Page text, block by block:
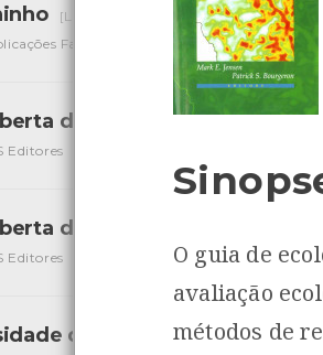
[Livros]
Fapas
Autor: Jean-François Noblet
da Natureza - Bosques e
Editores
da Natureza - Ciclos da
Editores
Autor: Sally Hewitt Local: Centro
da Vida
[Livros]
O guia de
avaliação
métodos de